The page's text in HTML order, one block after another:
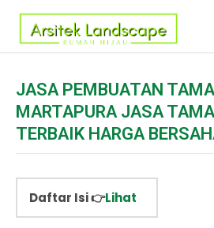
JASA PEMBUATAN
MARTAPURA JASA
TERBAIK HARGA
Daftar Isi 👉Lihat